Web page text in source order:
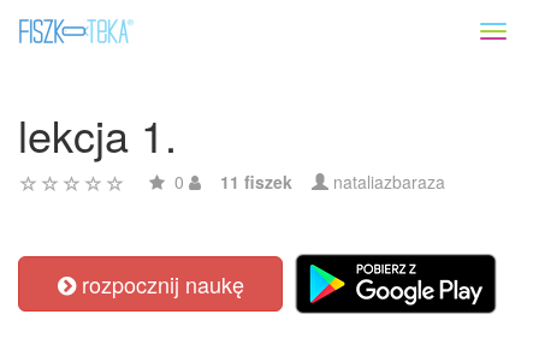
lekcja 1.
0 11 fiszek nataliazbaraza
rozpocznij naukę